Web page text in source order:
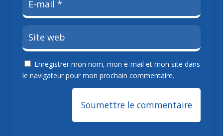
Enregistrer mon nom, mon e-mail et mon site dans
le navigateur pour mon prochain commentaire.
Soumettre le commentaire